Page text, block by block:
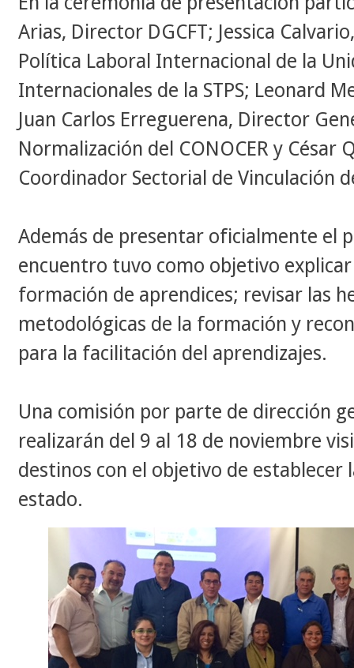
Arias, Director DGCFT; Jessica
Política Laboral Internacional de la
Internacionales de la STPS; Leonard
Juan Carlos Erreguerena, Director
Normalización del CONOCER y César
Coordinador Sectorial de Vinculación
Además de presentar oficialmente el
encuentro tuvo como objetivo
formación de aprendices; revisar las
metodológicas de la formación y
para la facilitación del aprendizajes.
Una comisión por parte de dirección
realizarán del 9 al 18 de noviembre
destinos con el objetivo de establecer
estado.